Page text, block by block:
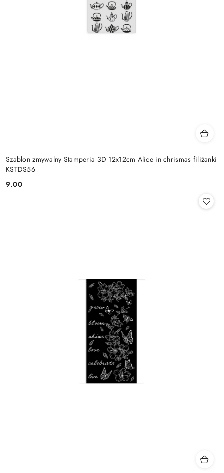
Szablon zmywalny Stamperia 3D 12x12cm Alice in chrismas filiżanki
KSTDS56
Cena:
9.00